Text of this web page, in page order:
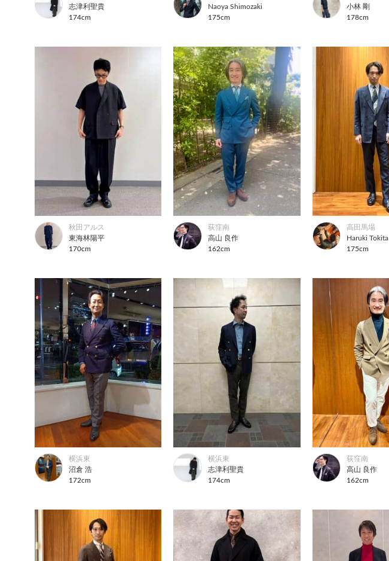
志津利聖貴
174cm
Naoya Shimozaki
175cm
小林 剛
178cm
秋田アルス
東海林陽平
170cm
荻窪南
高山 良作
162cm
高田馬場
Haruki Tokita
175cm
横浜東
沼倉 浩
172cm
横浜東
志津利聖貴
174cm
荻窪南
高山 良作
162cm